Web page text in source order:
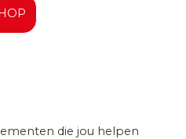
die jou helpen